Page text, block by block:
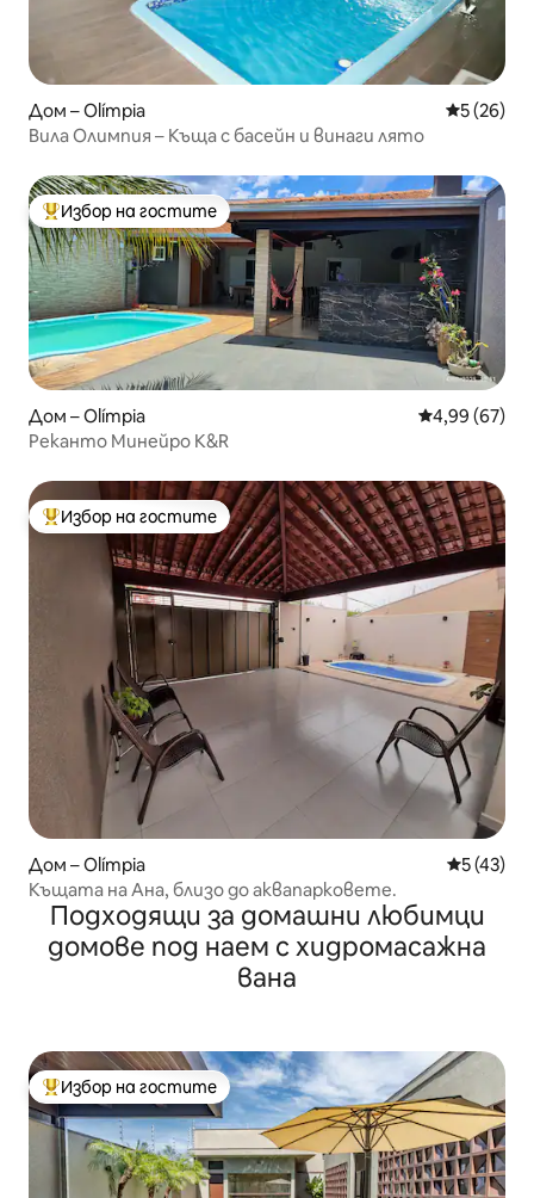
Дом – Olímpia Средна
5 (26)
Вила Олимпия – Къща с басейн и винаги лято
Най-популярен избор на гостите
Избор на гостите
Дом – Olímpia Средна
4,99 (67)
Реканто Минейро K&R
Най-популярен избор на гостите
Избор на гостите
Дом – Olímpia Средна
5 (43)
Къщата на Ана, близо до аквапарковете.
Подходящи за домашни любимци
домове под наем с хидромасажна
вана
Най-популярен избор на гостите
Избор на гостите